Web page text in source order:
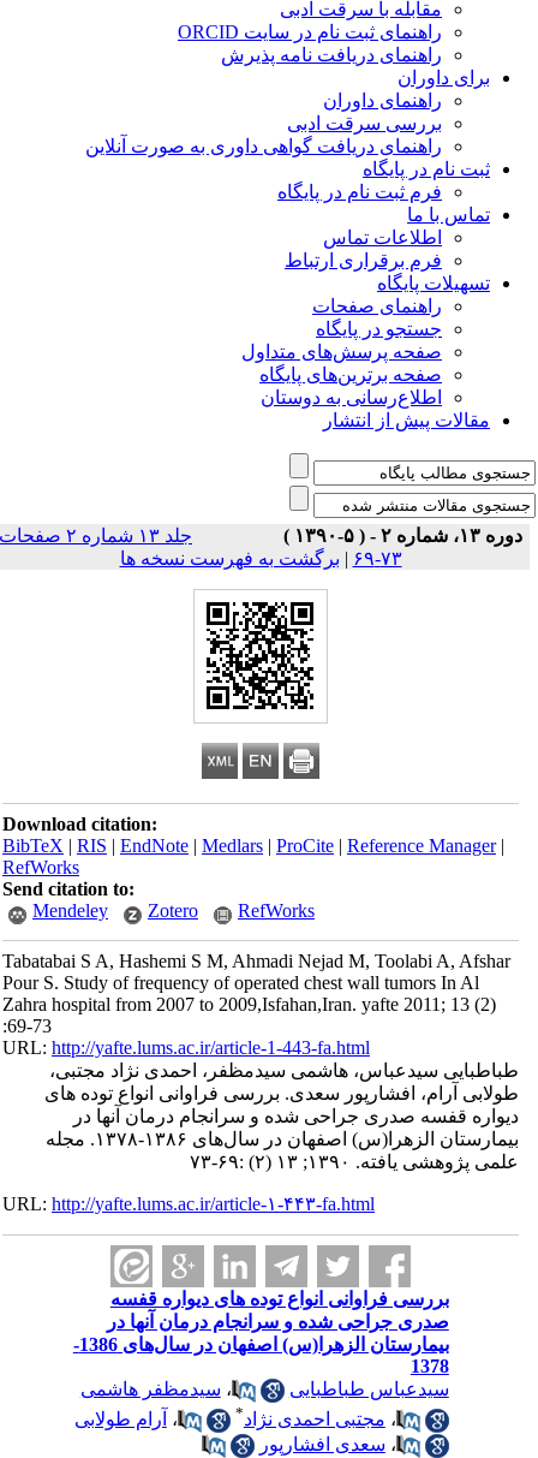
مقابله با سرقت ادبی
راهنمای ثبت نام در سایت ORCID
راهنمای دریافت نامه پذیرش
برای داوران
راهنمای داوران
بررسی سرقت ادبی
راهنمای دریافت گواهی داوری به صورت آنلاین
ثبت نام در پایگاه
فرم ثبت نام در پایگاه
تماس با ما
اطلاعات تماس
فرم برقراری ارتباط
تسهیلات پایگاه
راهنمای صفحات
جستجو در پایگاه
صفحه پرسش‌های متداول
صفحه برترین‌های پایگاه
اطلاع‌رسانی به دوستان
مقالات پیش از انتشار
دوره ۱۳، شماره ۲ - ( ۵-۱۳۹۰ )
جلد ۱۳ شماره ۲ صفحات
۷۳-۶۹
| برگشت به فهرست نسخه ها
Download citation:
BibTeX|RIS|EndNote|Medlars|ProCite|Reference Manager
RefWorks
Send citation to:
Mendeley
Zotero RefWorks
Tabatabai S A, Hashemi S M, Ahmadi Nejad M, Toolabi A, Afshar
Pour S. Study of frequency of operated chest wall tumors In Al
Zahra hospital from 2007 to 2009,Isfahan,Iran. yafte 2011; 13 (2)
:69-73
URL:http://yafte.lums.ac.ir/article-1-443-fa.html
طباطبایی سیدعباس، هاشمی سیدمظفر، احمدی نژاد مجتبی،
طولابی آرام، افشارپور سعدی. بررسی فراوانی انواع توده های
دیواره قفسه صدری جراحی شده و سرانجام درمان آنها در
بیمارستان الزهرا(س) اصفهان در سال‌های ۱۳۸۶-۱۳۷۸. مجله
علمی پژوهشی یافته. ۱۳۹۰; ۱۳ (۲) :۶۹-۷۳
URL:http://yafte.lums.ac.ir/article-۱-۴۴۳-fa.html
بررسی فراوانی انواع توده های دیواره قفسه
صدری جراحی شده و سرانجام درمان آنها در
بیمارستان الزهرا(س) اصفهان در سال‌های 1386-
1378
سیدعباس طباطبایی
،سیدمظفر هاشمی
،مجتبی احمدی نژاد * ،آرام طولابی
،سعدی افشارپور